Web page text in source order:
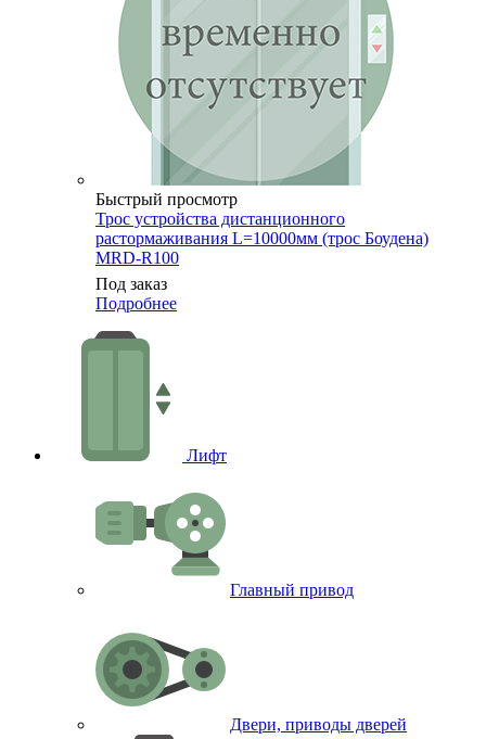
Быстрый просмотр
Трос устройства дистанционного
растормаживания L=10000мм (трос Боудена)
MRD-R100
Под заказ
Подробнее
Лифт
Главный привод
Двери, приводы дверей